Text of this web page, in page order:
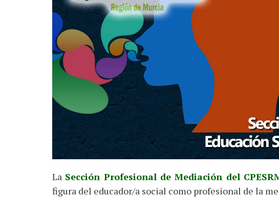
La Sección Profesional de Mediación del
figura del educador/a social como profesional de la